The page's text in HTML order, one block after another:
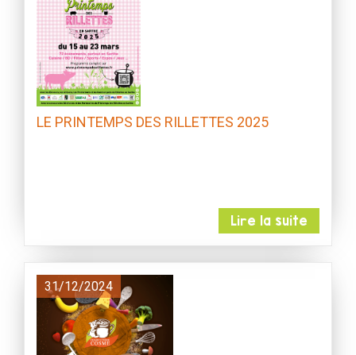
LE PRINTEMPS DES RILLETTES 2025
Lire la suite
31/12/2024